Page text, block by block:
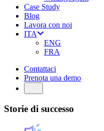
Case Study
Blog
Lavora con noi
ITA
ENG
FRA
Contattaci
Prenota una demo
Storie di successo